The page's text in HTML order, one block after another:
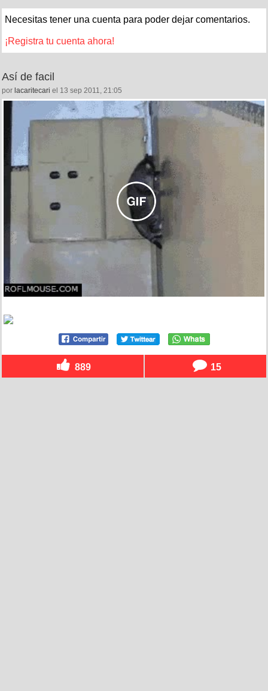
Necesitas tener una cuenta para poder dejar comentarios.
¡Registra tu cuenta ahora!
Así de facil
por lacaritecari el 13 sep 2011, 21:05
889 15